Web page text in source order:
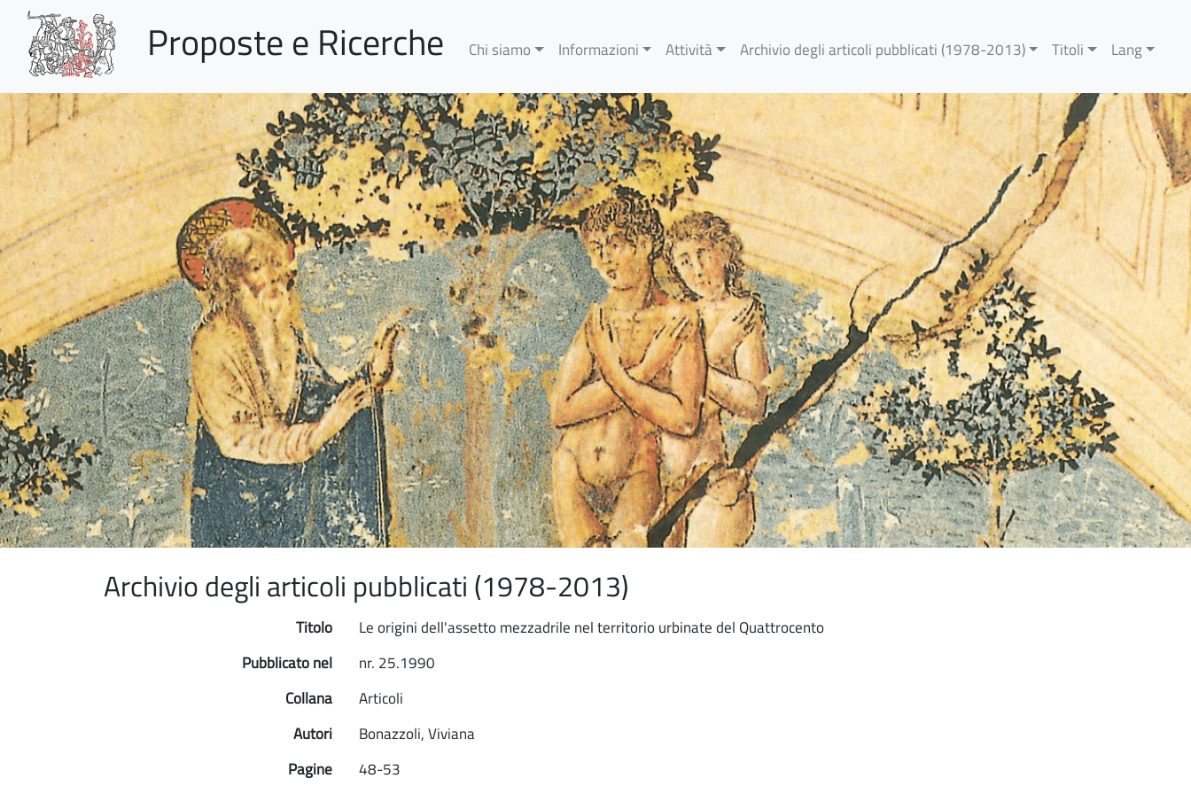
Proposte e Ricerche Chi siamo Informazioni Attività Archivio degli articoli pubblicati (1978-2013) Titoli Lang
Archivio degli articoli pubblicati (1978-2013)
Titolo
Le origini dell'assetto mezzadrile nel territorio urbinate del Quattrocento
Pubblicato nel
nr. 25.1990
Collana
Articoli
Autori
Bonazzoli, Viviana
Pagine
48-53